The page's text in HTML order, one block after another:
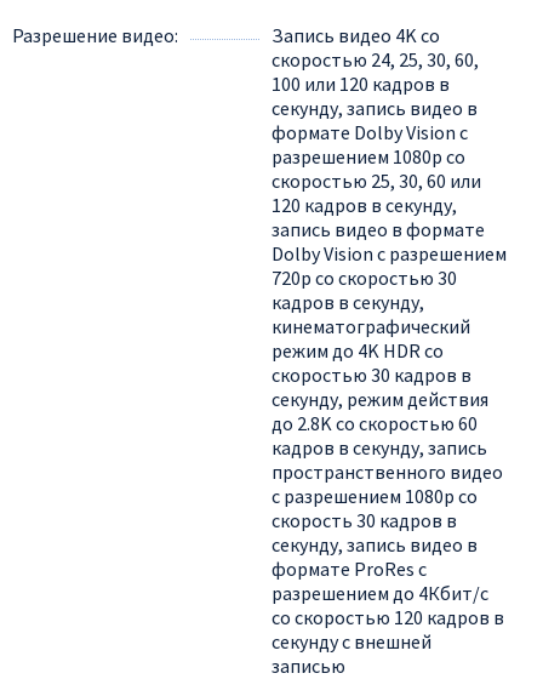
Разрешение видео
Запись видео 4K со
скоростью 24, 25, 30, 60,
100 или 120 кадров в
секунду, запись видео в
формате Dolby Vision с
разрешением 1080p со
скоростью 25, 30, 60 или
120 кадров в секунду,
запись видео в формате
Dolby Vision с разрешением
720p со скоростью 30
кадров в секунду,
кинематографический
режим до 4K HDR со
скоростью 30 кадров в
секунду, режим действия
до 2.8K со скоростью 60
кадров в секунду, запись
пространственного видео
с разрешением 1080р со
скорость 30 кадров в
секунду, запись видео в
формате ProRes с
разрешением до 4Кбит/с
со скоростью 120 кадров в
секунду с внешней
записью